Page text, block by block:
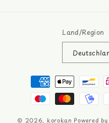
Land/Region
Zahlungsmethoden
© 2026, korokan Powered